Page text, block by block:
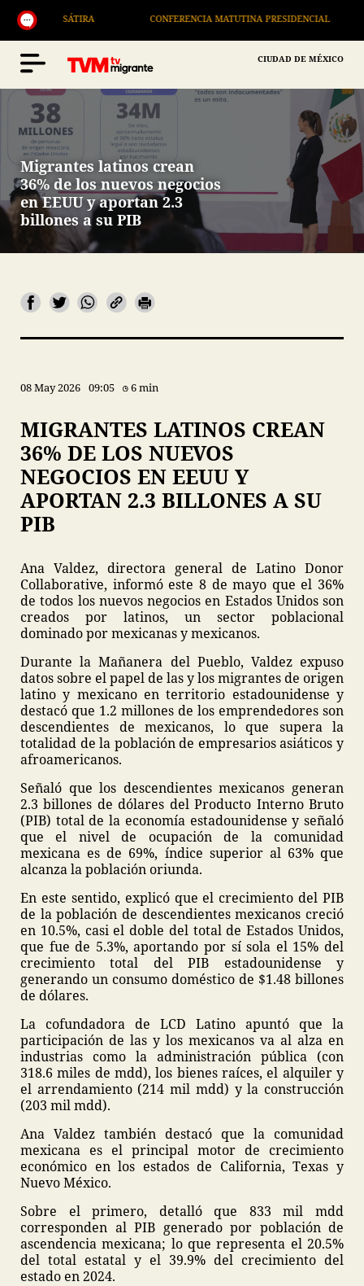
SÁTIRA CONFERENCIA MATUTINA PRESIDENCIAL
CIUDAD DE MÉXICO
Migrantes latinos crean
36% de los nuevos negocios
en EEUU y aportan 2.3
billones a su PIB
08 May 2026 09:05 6 min
MIGRANTES LATINOS CREAN
36% DE LOS NUEVOS
NEGOCIOS EN EEUU Y
APORTAN 2.3 BILLONES A SU
PIB
Ana Valdez, directora general de Latino Donor
Collaborative, informó este 8 de mayo que el 36%
de todos los nuevos negocios en Estados Unidos son
creados por latinos, un sector poblacional
dominado por mexicanas y mexicanos.
Durante la Mañanera del Pueblo, Valdez expuso
datos sobre el papel de las y los migrantes de origen
latino y mexicano en territorio estadounidense y
destacó que 1.2 millones de los emprendedores son
descendientes de mexicanos, lo que supera la
totalidad de la población de empresarios asiáticos y
afroamericanos.
Señaló que los descendientes mexicanos generan
2.3 billones de dólares del Producto Interno Bruto
(PIB) total de la economía estadounidense y señaló
que el nivel de ocupación de la comunidad
mexicana es de 69%, índice superior al 63% que
alcanza la población oriunda.
En este sentido, explicó que el crecimiento del PIB
de la población de descendientes mexicanos creció
en 10.5%, casi el doble del total de Estados Unidos,
que fue de 5.3%, aportando por sí sola el 15% del
crecimiento total del PIB estadounidense y
generando un consumo doméstico de $1.48 billones
de dólares.
La cofundadora de LCD Latino apuntó que la
participación de las y los mexicanos va al alza en
industrias como la administración pública (con
318.6 miles de mdd), los bienes raíces, el alquiler y
el arrendamiento (214 mil mdd) y la construcción
(203 mil mdd).
Ana Valdez también destacó que la comunidad
mexicana es el principal motor de crecimiento
económico en los estados de California, Texas y
Nuevo México.
Sobre el primero, detalló que 833 mil mdd
corresponden al PIB generado por población de
ascendencia mexicana; lo que representa el 20.5%
del total estatal y el 39.9% del crecimiento del
estado en 2024.